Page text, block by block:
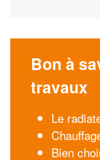
Bon à
travaux
Le
Bien